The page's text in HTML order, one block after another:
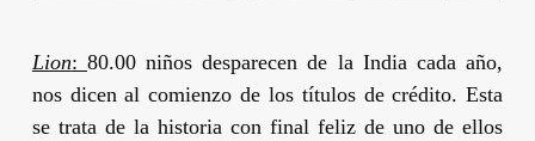
Lion:80.00 niños desparecen de la India cada año,
nos dicen al comienzo de los títulos de crédito. Esta
se trata de la historia con final feliz de uno de ellos